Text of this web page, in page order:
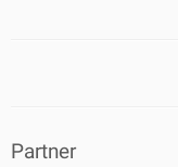
Partner